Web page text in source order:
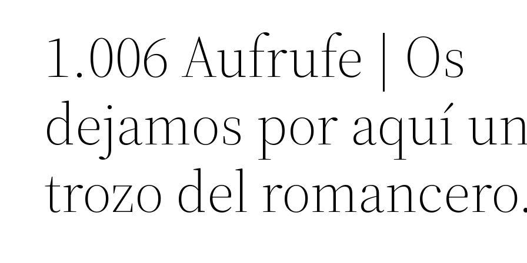
1.006 Aufrufe | Os
dejamos por aquí
trozo del